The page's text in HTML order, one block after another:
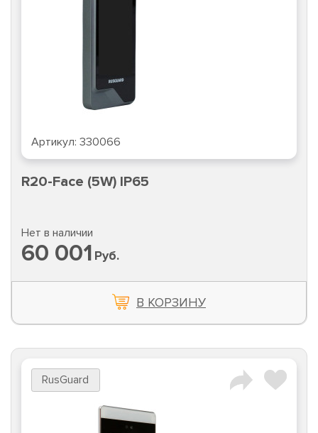
Артикул: 330066
R20-Face (5W) IP65
Нет в наличии
60 001 Руб.
В КОРЗИНУ
RusGuard